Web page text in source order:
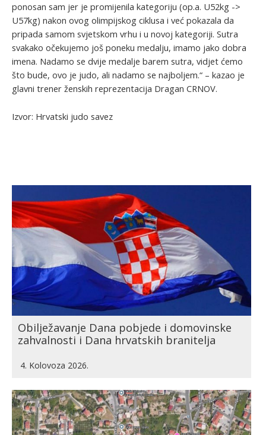
ponosan sam jer je promijenila kategoriju (op.a. U52kg ->
U57kg) nakon ovog olimpijskog ciklusa i već pokazala da
pripada samom svjetskom vrhu i u novoj kategoriji. Sutra
svakako očekujemo još poneku medalju, imamo jako dobra
imena. Nadamo se dvije medalje barem sutra, vidjet ćemo
što bude, ovo je judo, ali nadamo se najboljem.“ – kazao je
glavni trener ženskih reprezentacija Dragan CRNOV.
Izvor: Hrvatski judo savez
Obilježavanje Dana pobjede i domovinske
zahvalnosti i Dana hrvatskih branitelja
4. Kolovoza 2026.